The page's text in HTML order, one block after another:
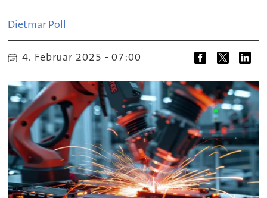
Dietmar Poll
4. Februar 2025 - 07:00